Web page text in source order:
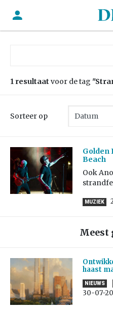
1 resultaat voor de tag
Sorteer op
Golden
Beach
Ook
MUZIEK
Meest
haast
NIEUWS
30-07-